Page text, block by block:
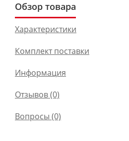
Обзор товара
Характеристики
Комплект поставки
Информация
Отзывов (0)
Вопросы (0)